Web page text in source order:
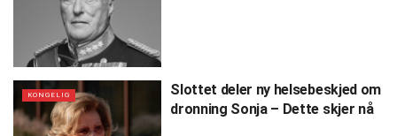
KONGELIG
Slottet deler ny helsebeskjed om
dronning Sonja – Dette skjer nå